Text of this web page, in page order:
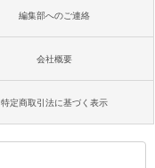
編集部へのご連絡
会社概要
特定商取引法に基づく表示